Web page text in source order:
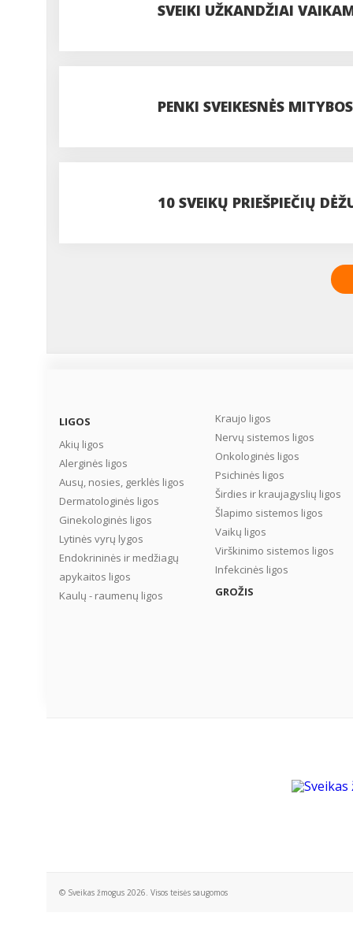
SVEIKI UŽKANDŽIAI
PENKI SVEIKESNĖS
10 SVEIKŲ PRIEŠPIEČIŲ
LIGOS
Akių ligos
Alerginės ligos
Ausų, nosies, gerklės ligos
Dermatologinės ligos
Ginekologinės ligos
Lytinės vyrų lygos
Endokrininės ir medžiagų
apykaitos ligos
Kaulų - raumenų ligos
Kraujo ligos
Nervų sistemos ligos
Onkologinės ligos
Psichinės ligos
Širdies ir kraujagyslių ligos
Šlapimo sistemos ligos
Vaikų ligos
Virškinimo sistemos ligos
Infekcinės ligos
GROŽIS
© Sveikas žmogus 2026. Visos teisės saugomos